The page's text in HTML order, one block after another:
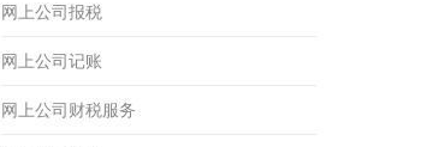
网上公司报税
网上公司记账
网上公司财税服务